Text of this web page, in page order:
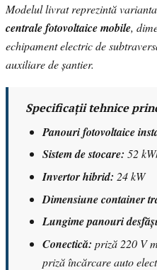
Modelul livrat reprezintă
centrale fotovoltaice mobile,
echipament electric de
auxiliare de șantier.
Specificații tehnice
Panouri fotovoltaice
Sistem de stocare: 52
Invertor hibrid: 24 kW
Dimensiune container
Lungime panouri
Conectică: priză 220 V
priză încărcare auto